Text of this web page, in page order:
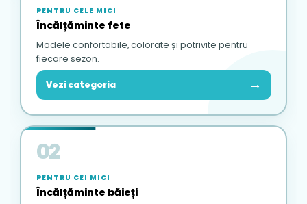
PENTRU CELE MICI
Încălțăminte fete
Modele confortabile, colorate și potrivite pentru
fiecare sezon.
Vezi categoria →
02
PENTRU CEI MICI
Încălțăminte băieți